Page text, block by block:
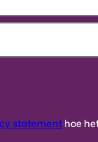
statement hoe